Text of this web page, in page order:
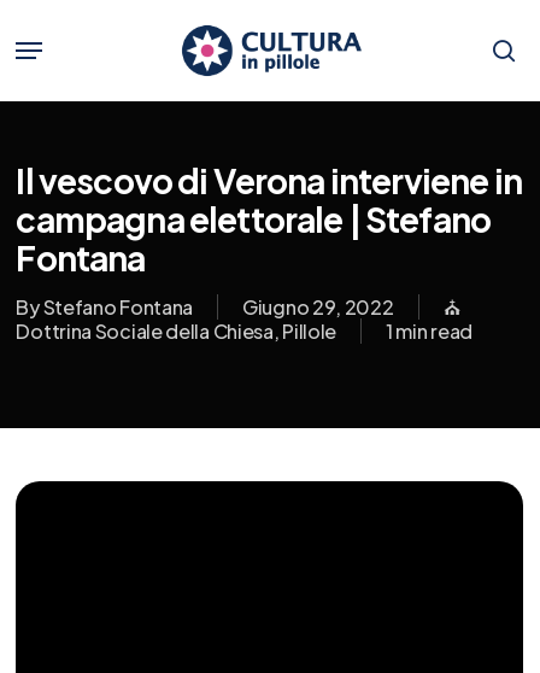
main
content
Menu
Il vescovo di Verona interviene in
campagna elettorale | Stefano
Fontana
ByStefano Fontana Giugno 29, 2022
⛪️
Dottrina Sociale della Chiesa,Pillole 1 min read